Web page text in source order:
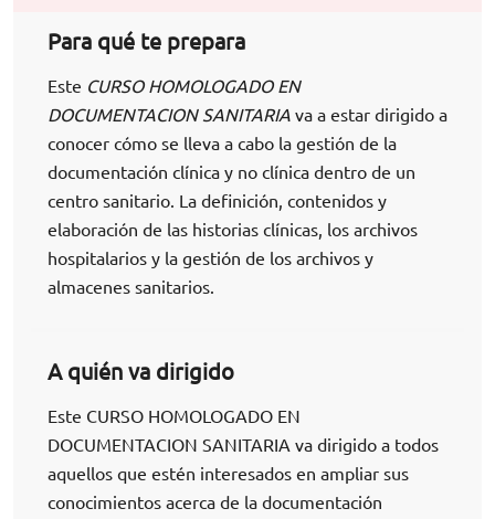
Para qué te prepara
Este CURSO HOMOLOGADO EN
DOCUMENTACION SANITARIA va a estar dirigido a
conocer cómo se lleva a cabo la gestión de la
documentación clínica y no clínica dentro de un
centro sanitario. La definición, contenidos y
elaboración de las historias clínicas, los archivos
hospitalarios y la gestión de los archivos y
almacenes sanitarios.
A quién va dirigido
Este CURSO HOMOLOGADO EN
DOCUMENTACION SANITARIA va dirigido a todos
aquellos que estén interesados en ampliar sus
conocimientos acerca de la documentación